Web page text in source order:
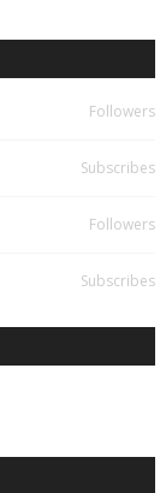
Followers
Subscribes
Followers
Subscribes